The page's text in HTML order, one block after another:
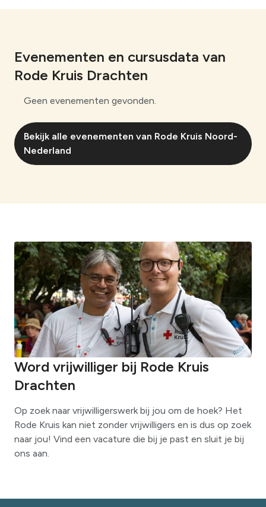
Evenementen en cursusdata van
Rode Kruis Drachten
Geen evenementen gevonden.
Bekijk alle evenementen van Rode Kruis Noord-
Nederland
Word vrijwilliger bij Rode Kruis
Drachten
Op zoek naar vrijwilligerswerk bij jou om de hoek? Het
Rode Kruis kan niet zonder vrijwilligers en is dus op zoek
naar jou! Vind een vacature die bij je past en sluit je bij
ons aan.